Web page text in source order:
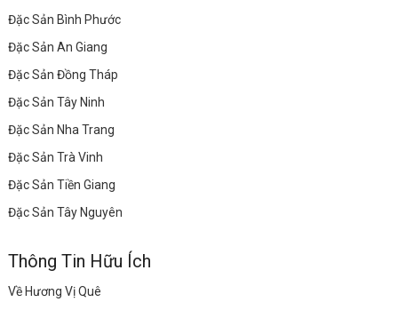
Đặc Sản Bình Phước
Đặc Sản An Giang
Đặc Sản Đồng Tháp
Đặc Sản Tây Ninh
Đặc Sản Nha Trang
Đặc Sản Trà Vinh
Đặc Sản Tiền Giang
Đặc Sản Tây Nguyên
Thông Tin Hữu Ích
Về Hương Vị Quê